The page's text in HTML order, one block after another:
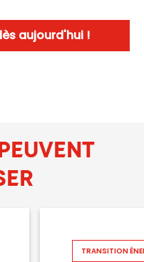
aujourd'hui !
TRANSITION